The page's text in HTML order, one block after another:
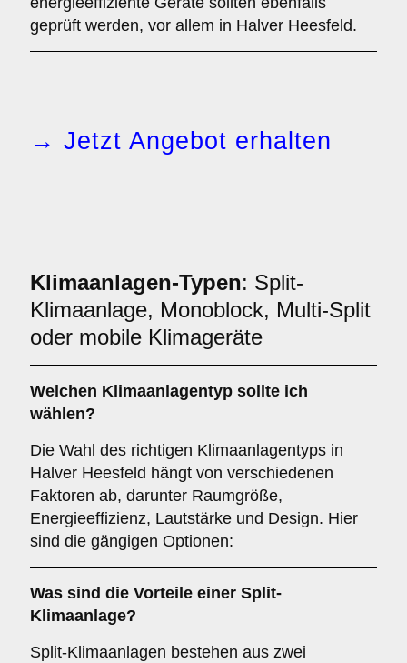
geprüft werden, vor allem in Halver Heesfeld.
→ Jetzt Angebot erhalten
Klimaanlagen-Typen: Split-
Klimaanlage, Monoblock, Multi-Split
oder mobile Klimageräte
Welchen Klimaanlagentyp sollte ich
wählen?
Die Wahl des richtigen Klimaanlagentyps in
Halver Heesfeld hängt von verschiedenen
Faktoren ab, darunter Raumgröße,
Energieeffizienz, Lautstärke und Design. Hier
sind die gängigen Optionen:
Was sind die Vorteile einer Split-
Klimaanlage?
Split-Klimaanlagen bestehen aus zwei